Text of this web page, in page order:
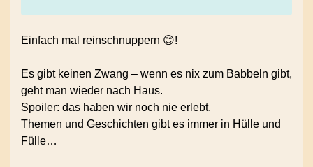
Einfach mal reinschnuppern 😊!
Es gibt keinen Zwang – wenn es nix zum Babbeln gibt,
geht man wieder nach Haus.
Spoiler: das haben wir noch nie erlebt.
Themen und Geschichten gibt es immer in Hülle und
Fülle…